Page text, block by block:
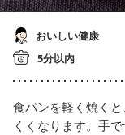
おいしい健康
5分以内
食パンを軽く焼く
くくなります。手